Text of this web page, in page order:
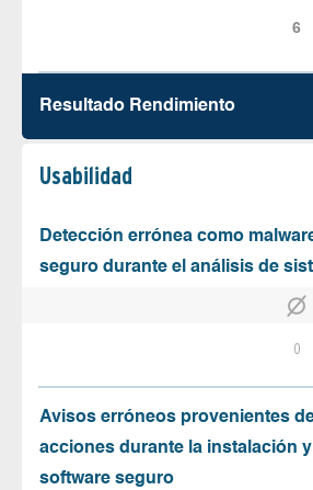
Resultado Rendimiento
Usabilidad
Detección errónea como
seguro durante el análisis de
0
Avisos erróneos provenientes
acciones durante la instalación
software seguro